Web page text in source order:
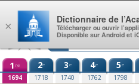
Aller au contenu
1 re
1694
2e
1718
3e
1740
4e
1762
5e
1798
×
Dictionnaire de
Télécharger ou ouvrir
Disponible sur Android et